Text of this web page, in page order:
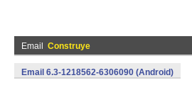
Email Construye
Email 6.3-1218562-6306090 (Android)